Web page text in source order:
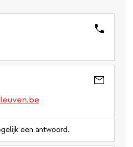
een antwoord.